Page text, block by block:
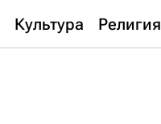
Культура Религия